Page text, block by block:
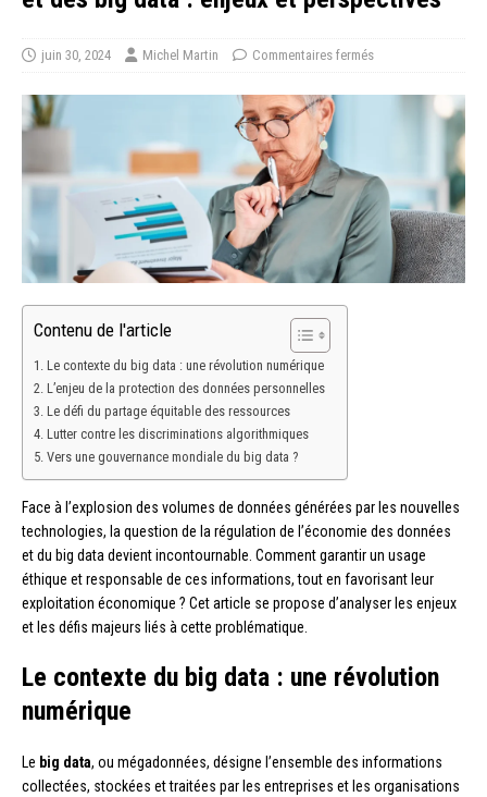
juin 30, 2024 Michel Martin Commentaires fermés
Contenu de l'article
Le contexte du big data : une révolution numérique
L’enjeu de la protection des données personnelles
Le défi du partage équitable des ressources
Lutter contre les discriminations algorithmiques
Vers une gouvernance mondiale du big data ?
Face à l’explosion des volumes de données générées par les nouvelles
technologies, la question de la régulation de l’économie des données
et du big data devient incontournable. Comment garantir un usage
éthique et responsable de ces informations, tout en favorisant leur
exploitation économique ? Cet article se propose d’analyser les enjeux
et les défis majeurs liés à cette problématique.
Le contexte du big data : une révolution
numérique
Le big data, ou mégadonnées, désigne l’ensemble des informations
collectées, stockées et traitées par les entreprises et les organisations